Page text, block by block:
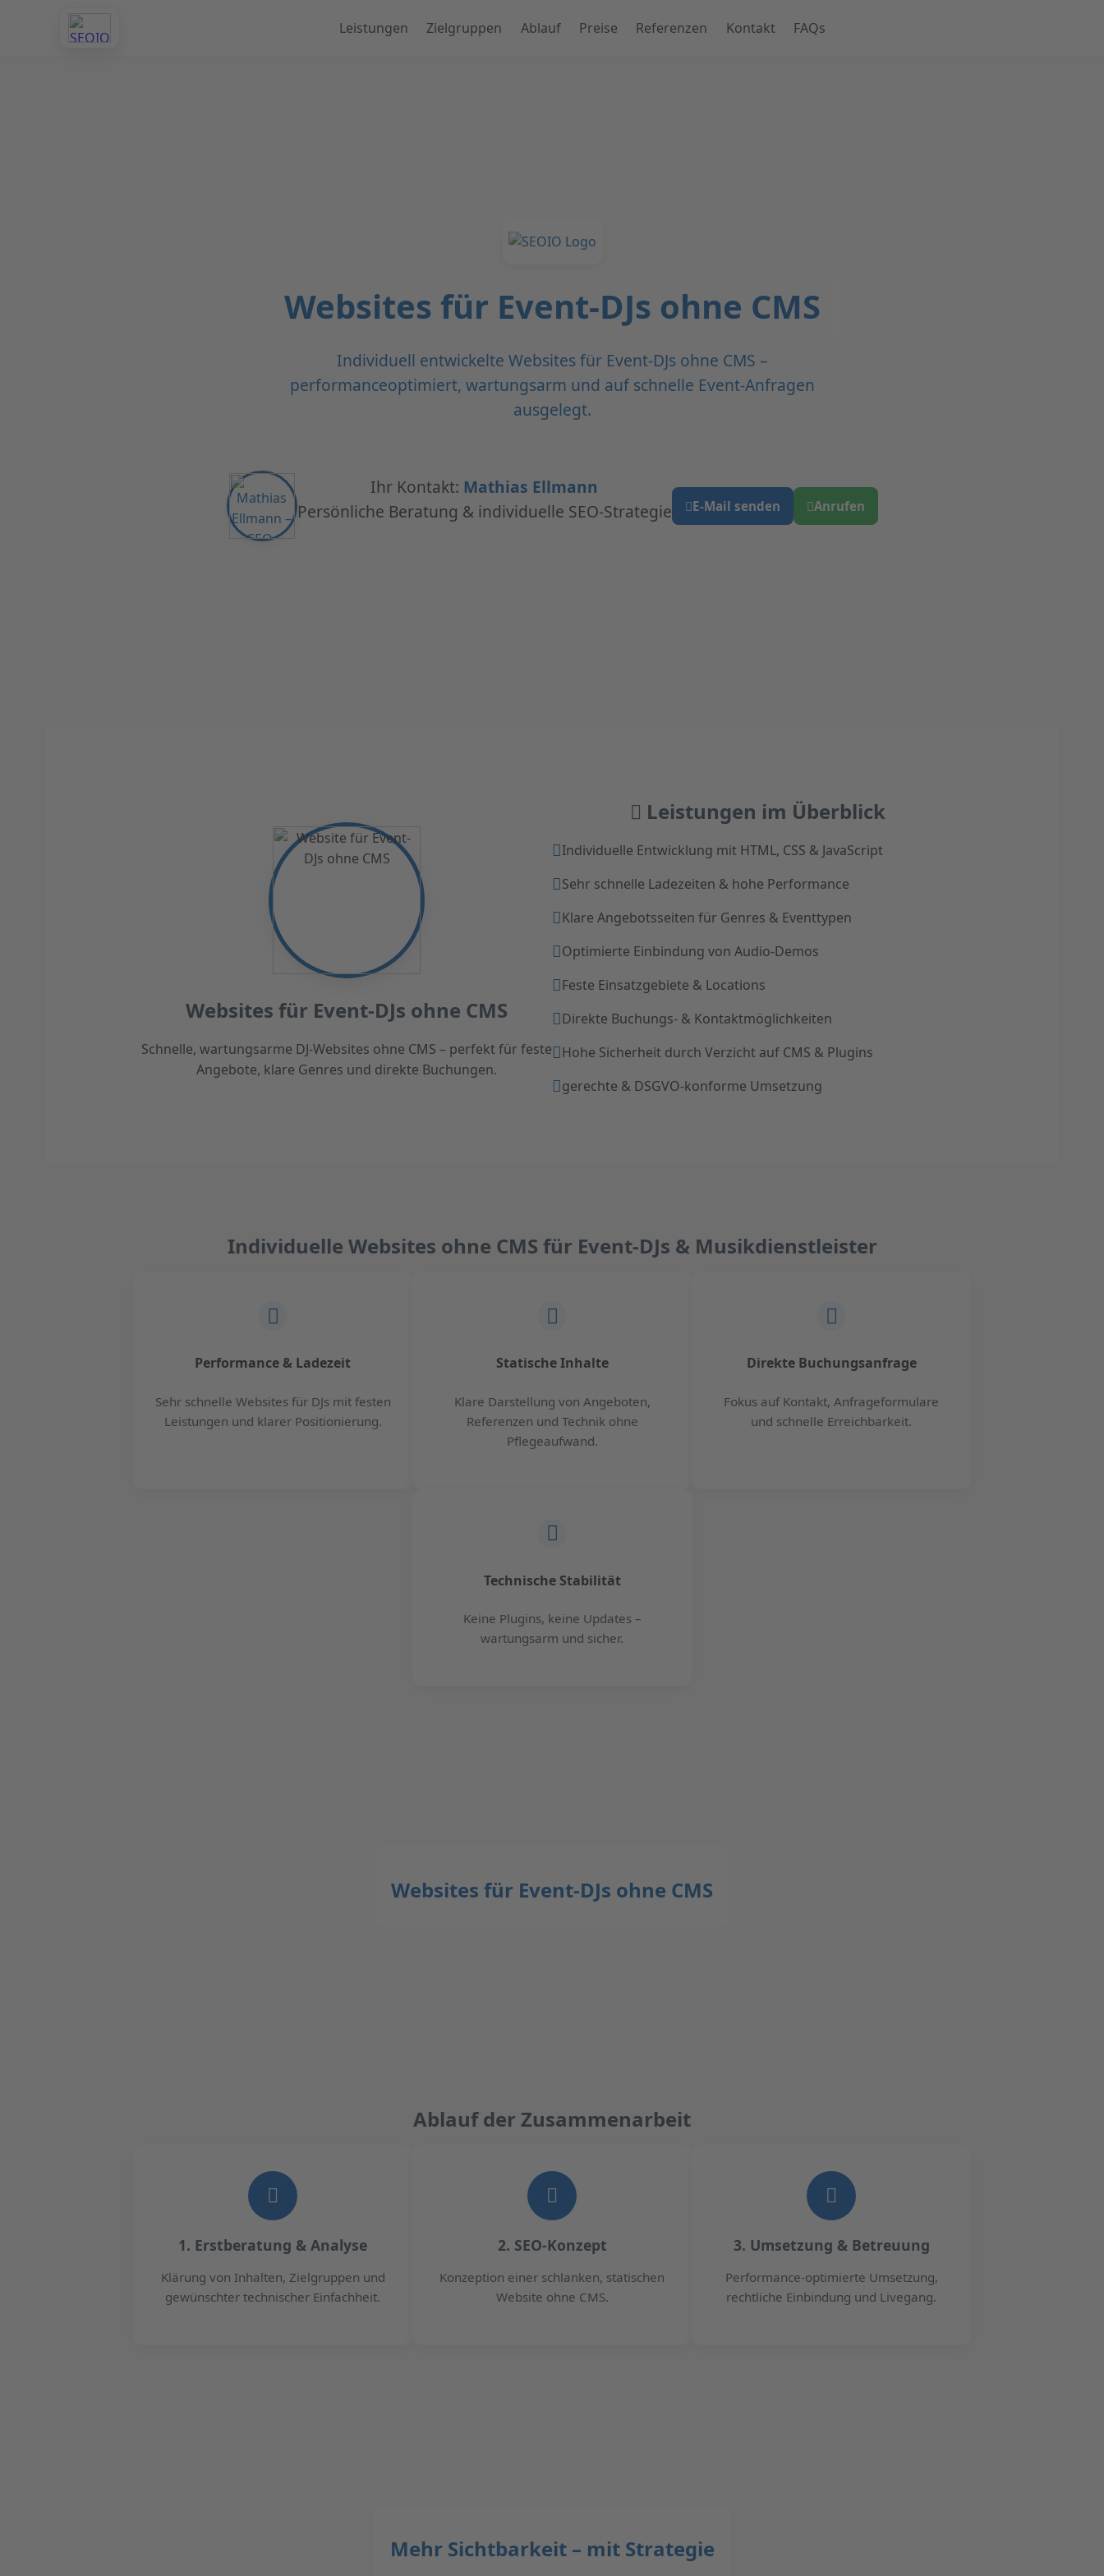
Leistungen Zielgruppen Ablauf Preise Referenzen Kontakt FAQs
Websites für Event-DJs ohne CMS
Individuell entwickelte Websites für Event-DJs ohne CMS –
performanceoptimiert, wartungsarm und auf schnelle Event-Anfragen
ausgelegt.
Ihr Kontakt: Mathias Ellmann
Persönliche Beratung & individuelle SEO-Strategie
E-Mail senden Anrufen
Websites für Event-DJs ohne CMS
Schnelle, wartungsarme DJ-Websites ohne CMS – perfekt für feste
Angebote, klare Genres und direkte Buchungen.
Leistungen im Überblick
Individuelle Entwicklung mit HTML, CSS & JavaScript
Sehr schnelle Ladezeiten & hohe Performance
Klare Angebotsseiten für Genres & Eventtypen
Optimierte Einbindung von Audio-Demos
Feste Einsatzgebiete & Locations
Direkte Buchungs- & Kontaktmöglichkeiten
Hohe Sicherheit durch Verzicht auf CMS & Plugins
gerechte & DSGVO-konforme Umsetzung
Individuelle Websites ohne CMS für Event-DJs & Musikdienstleister
Performance & Ladezeit
Sehr schnelle Websites für DJs mit festen
Leistungen und klarer Positionierung.
Statische Inhalte
Klare Darstellung von Angeboten,
Referenzen und Technik ohne
Pflegeaufwand.
Direkte Buchungsanfrage
Fokus auf Kontakt, Anfrageformulare
und schnelle Erreichbarkeit.
Technische Stabilität
Keine Plugins, keine Updates –
wartungsarm und sicher.
Websites für Event-DJs ohne CMS
Ablauf der Zusammenarbeit
1. Erstberatung & Analyse
Klärung von Inhalten, Zielgruppen und
gewünschter technischer Einfachheit.
2. SEO-Konzept
Konzeption einer schlanken, statischen
Website ohne CMS.
3. Umsetzung & Betreuung
Performance-optimierte Umsetzung,
rechtliche Einbindung und Livegang.
Mehr Sichtbarkeit – mit Strategie